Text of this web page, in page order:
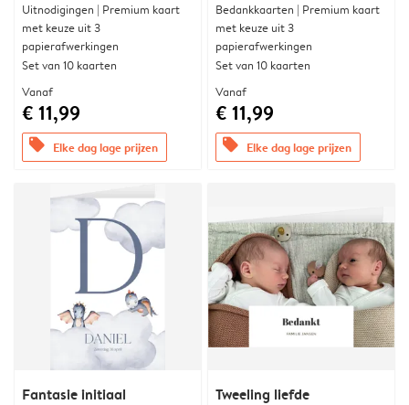
Uitnodigingen | Premium kaart
met keuze uit 3
papierafwerkingen
Set van 10 kaarten
Vanaf
€ 11,99
offers Elke dag lage prijzen
Bedankkaarten | Premium kaart
met keuze uit 3
papierafwerkingen
Set van 10 kaarten
Vanaf
€ 11,99
offers Elke dag lage prijzen
Fantasie initiaal Tweeling liefde